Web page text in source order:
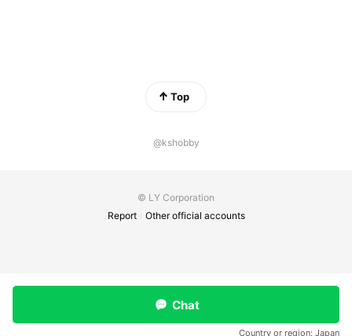
Top
@kshobby
© LY Corporation
Report
Other official accounts
Chat
Country or region: Japan